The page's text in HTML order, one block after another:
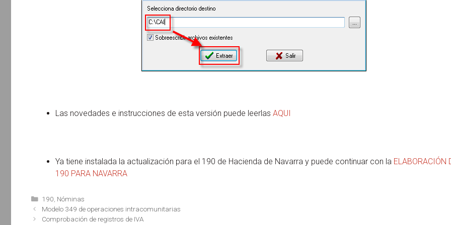
Las novedades e instrucciones de esta versión puede leerlas AQUI
Ya tiene instalada la actualización para el 190 de Hacienda de Navarra y puede continuar con la ELABORACIÓN
190 PARA NAVARRA
Categorías
190 Nóminas
Navegación
de
Modelo 349 de operaciones intracomunitarias
Comprobación de registros de IVA